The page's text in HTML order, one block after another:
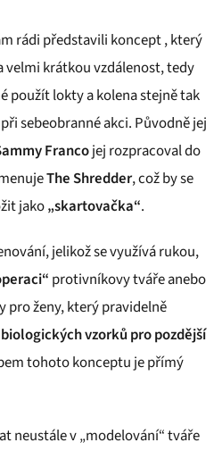
rádi představili koncept , který
velmi krátkou vzdálenost, tedy
použít lokty a kolena stejně tak
sebeobranné akci. Původně jej
Francojej rozpracoval do
The Shredder, což by se
jako„skartovačka“.
jelikož se využívá rukou,
protivníkovy tváře anebo
pro ženy, který pravidelně
vzorků pro pozdější
tohoto konceptu je přímý
neustále v „modelování“ tváře